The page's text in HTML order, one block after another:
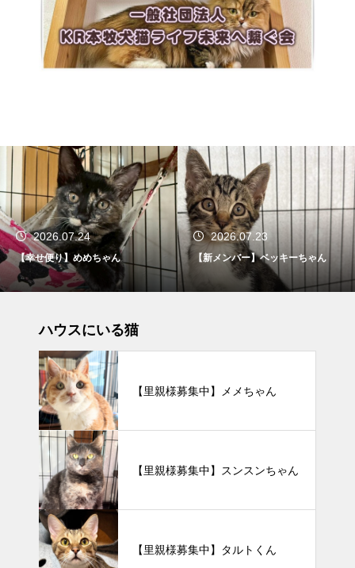
2026.07.24
【幸せ便り】めめちゃん
2026.07.23
【新メンバー】ベッキーちゃん
ハウスにいる猫
【里親様募集中】メメちゃん
【里親様募集中】スンスンちゃん
【里親様募集中】タルトくん